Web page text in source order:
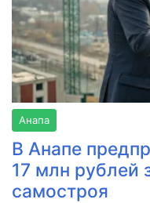
Анапа
В Анапе
17 млн рублей
самостроя